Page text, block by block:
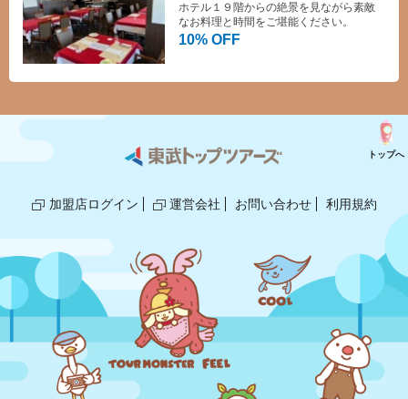
10% OFF
ホテル１９階からの絶景を見ながら素敵
なお料理と時間をご堪能ください。
加盟店ログイン 運営会社 お問い合わせ 利用規約
トップへ